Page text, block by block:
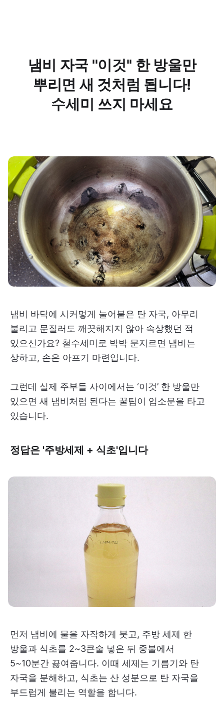
냄비 자국 ''이것'' 한 방울만
뿌리면 새 것처럼 됩니다!
수세미 쓰지 마세요
냄비 바닥에 시커멓게 눌어붙은 탄 자국, 아무리
불리고 문질러도 깨끗해지지 않아 속상했던 적
있으신가요? 철수세미로 박박 문지르면 냄비는
상하고, 손은 아프기 마련입니다.
그런데 실제 주부들 사이에서는 ‘이것’ 한 방울만
있으면 새 냄비처럼 된다는 꿀팁이 입소문을 타고
있습니다.
정답은 '주방세제 + 식초'입니다
먼저 냄비에 물을 자작하게 붓고, 주방 세제 한
방울과 식초를 2~3큰술 넣은 뒤 중불에서
5~10분간 끓여줍니다. 이때 세제는 기름기와 탄
자국을 분해하고, 식초는 산 성분으로 탄 자국을
부드럽게 불리는 역할을 합니다.